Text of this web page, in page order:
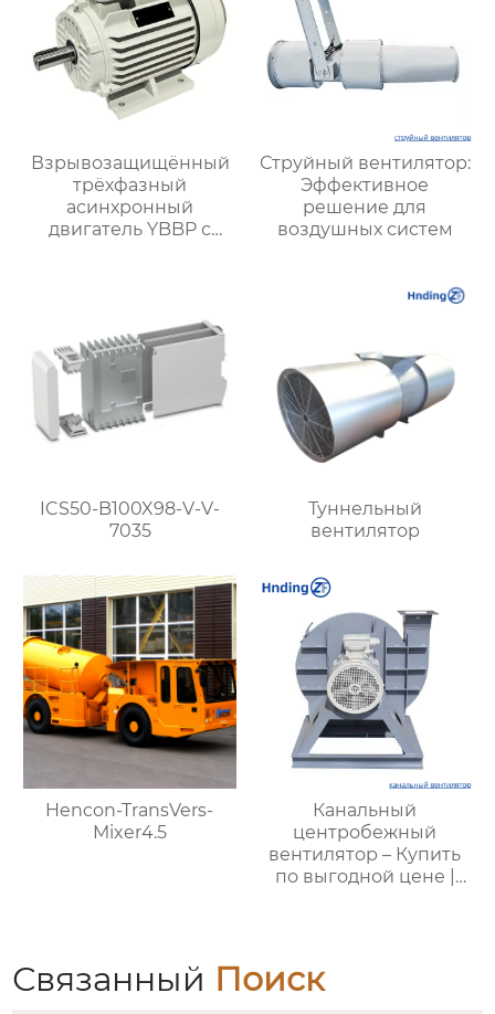
шахтах, включает 12
моделей
Взрывозащищённый
трёхфазный
асинхронный
двигатель YBBP с
Струйный вентилятор:
Эффективное
решение для
воздушных систем
ICS50-B100X98-V-V-
7035
Туннельный
вентилятор
Hencon-TransVers-
Mixer4.5
Канальный
центробежный
вентилятор – Купить
по выгодной цене |
Связанный Поиск